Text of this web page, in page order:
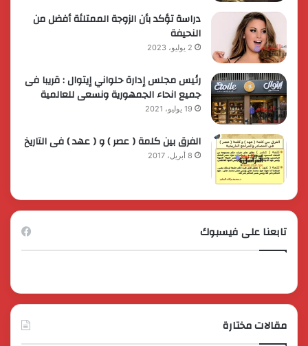
دراسة تؤكد بأن الزوجة الممتلئة أفضل من
النحيفة
2 يوليو، 2023
رئيس مجلس إدارة حلواني إيتوال : قريبا فى
جميع انحاء الجمهورية ونسعى للعالمية
19 يوليو، 2021
الفرق بين كلمة ( عصر ) و ( عهد ) فى التاريخ
8 أبريل، 2017
تابعنا على فيسبوك
مقالات مختارة